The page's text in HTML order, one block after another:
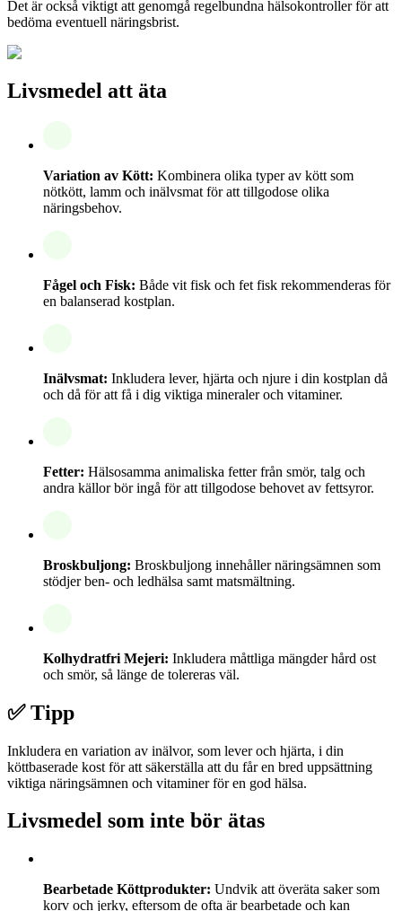
Det är också viktigt att genomgå regelbundna hälsokontroller för att
bedöma eventuell näringsbrist.
Livsmedel att äta
Variation av Kött: Kombinera olika typer av kött som
nötkött, lamm och inälvsmat för att tillgodose olika
näringsbehov.
Fågel och Fisk: Både vit fisk och fet fisk rekommenderas för
en balanserad kostplan.
Inälvsmat: Inkludera lever, hjärta och njure i din kostplan då
och då för att få i dig viktiga mineraler och vitaminer.
Fetter: Hälsosamma animaliska fetter från smör, talg och
andra källor bör ingå för att tillgodose behovet av fettsyror.
Broskbuljong: Broskbuljong innehåller näringsämnen som
stödjer ben- och ledhälsa samt matsmältning.
Kolhydratfri Mejeri: Inkludera måttliga mängder hård ost
och smör, så länge de tolereras väl.
✅ Tipp
Inkludera en variation av inälvor, som lever och hjärta, i din
köttbaserade kost för att säkerställa att du får en bred uppsättning
viktiga näringsämnen och vitaminer för en god hälsa.
Livsmedel som inte bör ätas
Bearbetade Köttprodukter: Undvik att överäta saker som
korv och jerky, eftersom de ofta är bearbetade och kan